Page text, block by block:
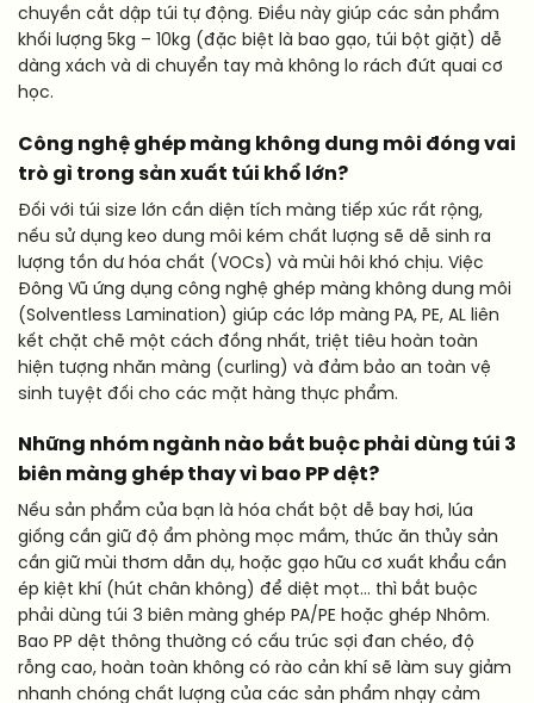
chuyền cắt dập túi tự động. Điều này giúp các sản phẩm
khối lượng 5kg – 10kg (đặc biệt là bao gạo, túi bột giặt) dễ
dàng xách và di chuyển tay mà không lo rách đứt quai cơ
học.
Công nghệ ghép màng không dung môi đóng vai
trò gì trong sản xuất túi khổ lớn?
Đối với túi size lớn cần diện tích màng tiếp xúc rất rộng,
nếu sử dụng keo dung môi kém chất lượng sẽ dễ sinh ra
lượng tồn dư hóa chất (VOCs) và mùi hôi khó chịu. Việc
Đông Vũ ứng dụng công nghệ ghép màng không dung môi
(Solventless Lamination) giúp các lớp màng PA, PE, AL liên
kết chặt chẽ một cách đồng nhất, triệt tiêu hoàn toàn
hiện tượng nhăn màng (curling) và đảm bảo an toàn vệ
sinh tuyệt đối cho các mặt hàng thực phẩm.
Những nhóm ngành nào bắt buộc phải dùng túi 3
biên màng ghép thay vì bao PP dệt?
Nếu sản phẩm của bạn là hóa chất bột dễ bay hơi, lúa
giống cần giữ độ ẩm phòng mọc mầm, thức ăn thủy sản
cần giữ mùi thơm dẫn dụ, hoặc gạo hữu cơ xuất khẩu cần
ép kiệt khí (hút chân không) để diệt mọt… thì bắt buộc
phải dùng túi 3 biên màng ghép PA/PE hoặc ghép Nhôm.
Bao PP dệt thông thường có cấu trúc sợi đan chéo, độ
rỗng cao, hoàn toàn không có rào cản khí sẽ làm suy giảm
nhanh chóng chất lượng của các sản phẩm nhạy cảm